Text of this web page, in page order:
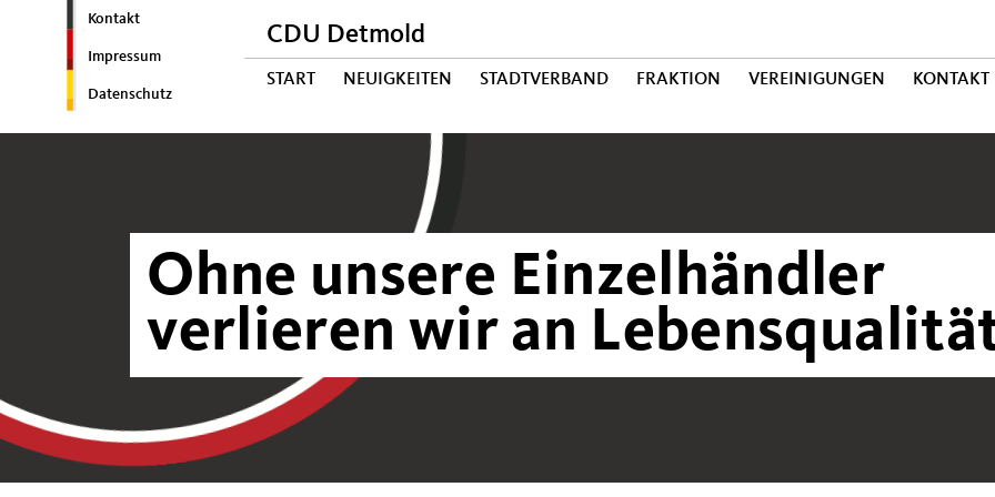
Kontakt
Impressum
Datenschutz
CDU Detmold
START NEUIGKEITEN STADTVERBAND FRAKTION VEREINIGUNGEN KONTAKT
Ohne unsere Einzelhändler
verlieren wir an